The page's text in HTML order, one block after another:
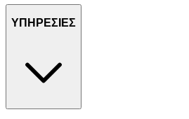
ΥΠΗΡΕΣΙΕΣ